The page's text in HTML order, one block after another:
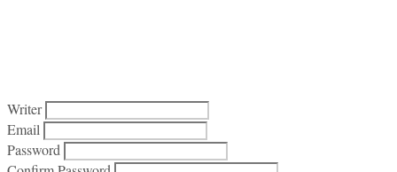
Writer
Email
Password